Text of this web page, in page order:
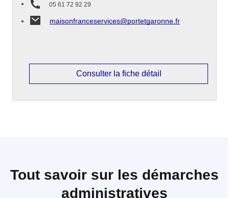
05 61 72 92 29
maisonfranceservices@portetgaronne.fr
Consulter la fiche détail
Tout savoir sur les démarches
administratives